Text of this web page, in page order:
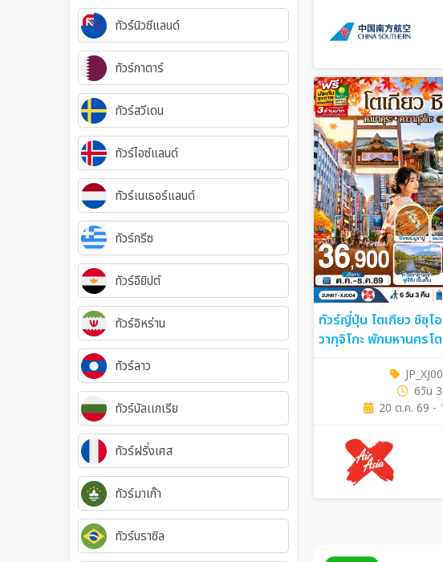
ทัวร์นิวซีแลนด์
ทัวร์กาตาร์
ทัวร์สวีเดน
ทัวร์ไอซ์แลนด์
ทัวร์เนเธอร์แลนด์
ทัวร์กรีซ
ทัวร์อียิปต์
ทัวร์อิหร่าน
ทัวร์ลาว
ทัวร์บัลเเกเรีย
ทัวร์ฝรั่งเศส
ทัวร์มาเก๊า
ทัวร์บราซิล
ทัวร์ญี่ปุ่น โตเกียว ชิซุโอ
วากุจิโกะ พักมหานครโ
3 คืน สายการบิน ไทยแ
6วัน 3คืน (XJ)
6วัน
20 ต.ค. 69 -